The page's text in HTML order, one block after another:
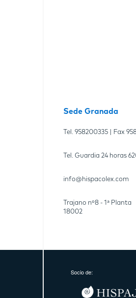
Sede Granada
Tel. 958200335 | Fax
Tel. Guardia 24 horas
info@hispacolex.com
Trajano nº8 - 1ª Planta
18002
Socio de: